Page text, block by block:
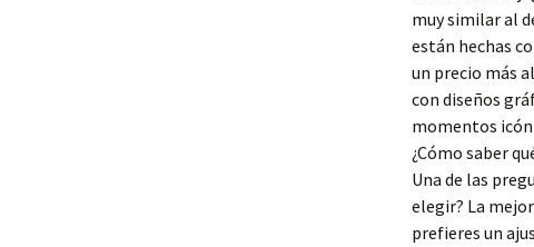
muy similar al
están hechas
un precio más
con diseños
momentos
¿Cómo saber
Una de las
elegir? La
prefieres un